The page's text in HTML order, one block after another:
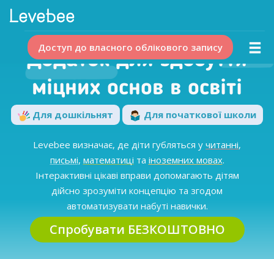
Доступ до власного облікового запису
Додаток для здобуття
міцних основ в освіті
Для дошкільнят Для початкової школи
Levebee визначає, де діти губляться у читанні,
письмі, математиці та іноземних мовах.
Інтерактивні цікаві вправи допомагають дітям
дійсно зрозуміти концепцію та згодом
автоматизувати набуті навички.
Спробувати БЕЗКОШТОВНО